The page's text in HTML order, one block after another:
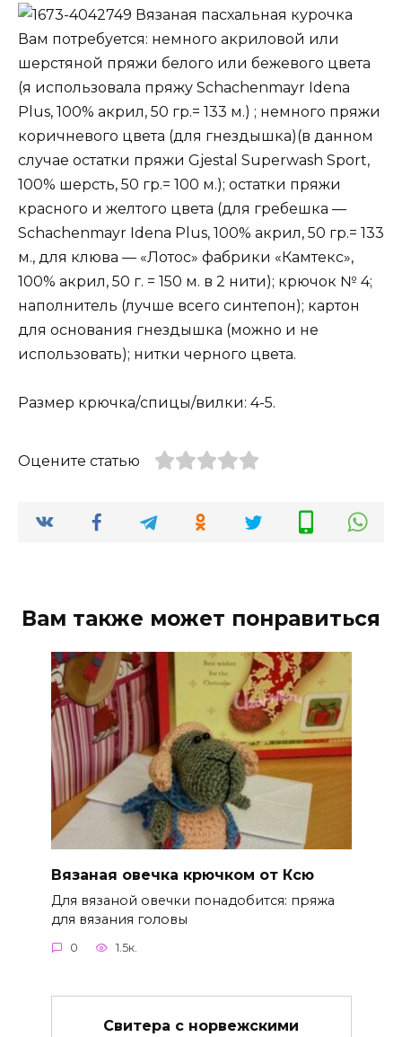
Вязаная пасхальная курочка
Вам потребуется: немного акриловой или
шерстяной пряжи белого или бежевого цвета
(я использовала пряжу Schachenmayr Idena
Plus, 100% акрил, 50 гр.= 133 м.) ; немного пряжи
коричневого цвета (для гнездышка)(в данном
случае остатки пряжи Gjestal Superwash Sport,
100% шерсть, 50 гр.= 100 м.); остатки пряжи
красного и желтого цвета (для гребешка —
Schachenmayr Idena Plus, 100% акрил, 50 гр.= 133
м., для клюва — «Лотос» фабрики «Камтекс»,
100% акрил, 50 г. = 150 м. в 2 нити); крючок № 4;
наполнитель (лучше всего синтепон); картон
для основания гнездышка (можно и не
использовать); нитки черного цвета.
Размер крючка/спицы/вилки: 4-5.
Оцените статью
Вам также может понравиться
Вязаная овечка крючком от Ксю
Для вязаной овечки понадобится: пряжа
для вязания головы
0 1.5к.
Свитера с норвежскими